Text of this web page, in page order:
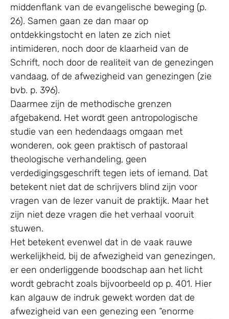
middenflank van de evangelische beweging (p.
26). Samen gaan ze dan maar op
ontdekkingstocht en laten ze zich niet
intimideren, noch door de klaarheid van de
Schrift, noch door de realiteit van de genezingen
vandaag, of de afwezigheid van genezingen (zie
bvb. p. 396).
Daarmee zijn de methodische grenzen
afgebakend. Het wordt geen antropologische
studie van een hedendaags omgaan met
wonderen, ook geen praktisch of pastoraal
theologische verhandeling, geen
verdedigingsgeschrift tegen iets of iemand. Dat
betekent niet dat de schrijvers blind zijn voor
vragen van de lezer vanuit de praktijk. Maar het
zijn niet deze vragen die het verhaal vooruit
stuwen.
Het betekent evenwel dat in de vaak rauwe
werkelijkheid, bij de afwezigheid van genezingen,
er een onderliggende boodschap aan het licht
wordt gebracht zoals bijvoorbeeld op p. 401. Hier
kan algauw de indruk gewekt worden dat de
afwezigheid van een genezing een “enorme